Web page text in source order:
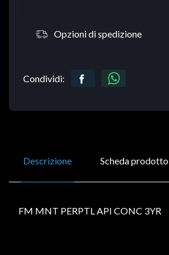
Opzioni di spedizione
Condividi:
Descrizione Scheda prodotto
FM MNT PERPTL API CONC 3YR